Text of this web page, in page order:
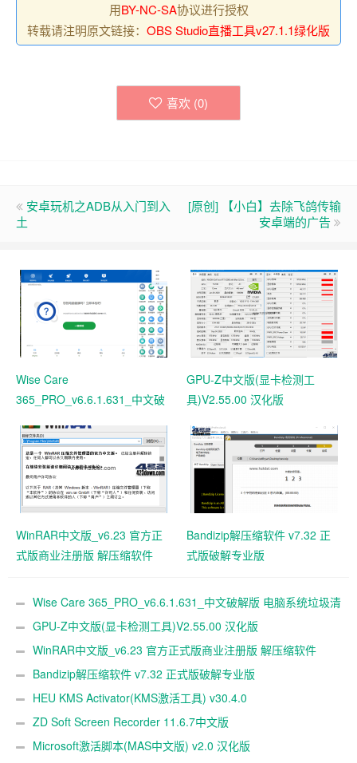
用BY-NC-SA协议进行授权
转载请注明原文链接： OBS Studio直播工具v27.1.1绿化版
喜欢 (0)
安卓玩机之ADB从入门到入
土
[原创] 【小白】去除飞鸽传输
安卓端的广告
Wise Care
365_PRO_v6.6.1.631_中文破
GPU-Z中文版(显卡检测工
具)V2.55.00 汉化版
WinRAR中文版_v6.23 官方正
式版商业注册版 解压缩软件
Bandizip解压缩软件 v7.32 正
式版破解专业版
Wise Care 365_PRO_v6.6.1.631_中文破解版 电脑系统垃圾清
理软件GPU-Z中文版(显卡检测工具)V2.55.00 汉化版
WinRAR中文版_v6.23 官方正式版商业注册版 解压缩软件
Bandizip解压缩软件 v7.32 正式版破解专业版
HEU KMS Activator(KMS激活工具) v30.4.0
ZD Soft Screen Recorder 11.6.7中文版
Microsoft激活脚本(MAS中文版) v2.0 汉化版